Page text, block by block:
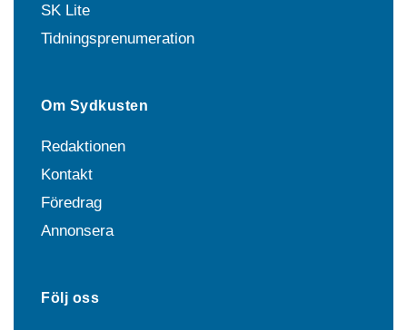
SK Lite
Tidningsprenumeration
Om Sydkusten
Redaktionen
Kontakt
Föredrag
Annonsera
Följ oss